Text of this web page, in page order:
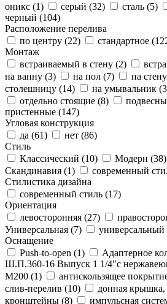
оникс (1) серый (32) сталь (5)
черный (104)
Расположение перелива
по центру (22) стандартное (
Монтаж
встраиваемый в стену (2)
на ванну (3) на пол (7) на
столешницу (14) на умывальник (
отдельно стоящие (8)
пристенные (147)
Угловая конструкция
да (61) нет (86)
Стиль
Классический (10) Модерн (38)
Скандинавия (1) современный
Стилистика дизайна
современный стиль (17)
Ориентация
левосторонняя (27)
Универсальная (7) универсальный
Оснащение
Push-to-open (1)
Адаптерное
Ш.П.360-16 Выпуск 1 1/4"с
М200 (1) антискользящее
слив-перелив (10)
донная
кронштейны (8) импульсная